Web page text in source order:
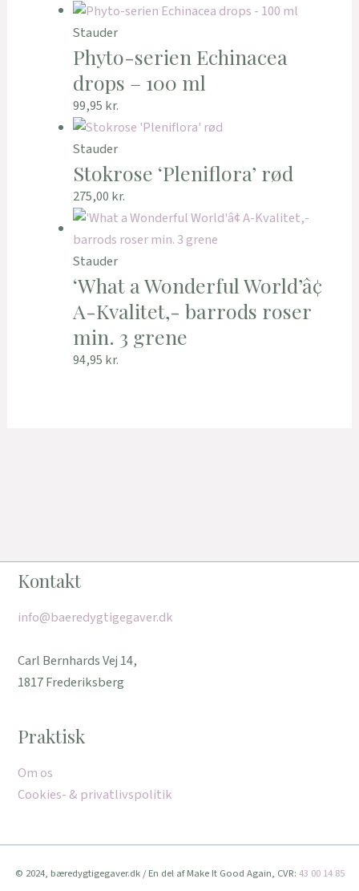
Stauder
Phyto-serien Echinacea
drops – 100 ml
99,95 kr.
Stauder
Stokrose ‘Pleniflora’ rød
275,00 kr.
Stauder
‘What a Wonderful World’â¢
A-Kvalitet,- barrods roser
min. 3 grene
94,95 kr.
Kontakt
info@baeredygtigegaver.dk
Carl Bernhards Vej 14,
1817 Frederiksberg
Praktisk
Om os
Cookies- & privatlivspolitik
© 2024, bæredygtigegaver.dk / En del af Make It Good Again, CVR: 43 00 14 85